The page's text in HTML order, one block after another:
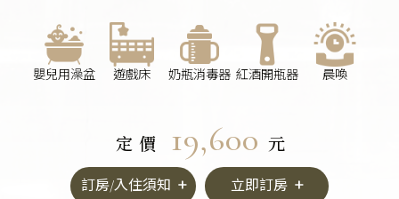
嬰兒用澡盆 遊戲床 奶瓶消毒器 紅酒開瓶器 晨喚
定價 19,600 元
訂房/入住須知 立即訂房